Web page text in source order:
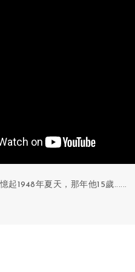
起1948年夏天，那年他15歲......